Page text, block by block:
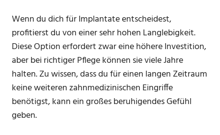
Wenn du dich für Implantate entscheidest,
profitierst du von einer sehr hohen Langlebigkeit.
Diese Option erfordert zwar eine höhere Investition,
aber bei richtiger Pflege können sie viele Jahre
halten. Zu wissen, dass du für einen langen Zeitraum
keine weiteren zahnmedizinischen Eingriffe
benötigst, kann ein großes beruhigendes Gefühl
geben.